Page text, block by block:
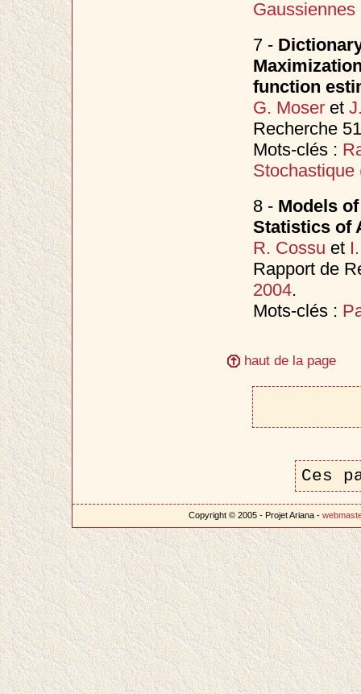
7 -
function
G. Moseret
Recherche
Mots-clés :
Stochastique
8 - Models
Statistics of
R. Cossu et
Rapport de
2004.
Mots-clés :
haut de la page
Ces
Copyright © 2005 - Projet Ariana -